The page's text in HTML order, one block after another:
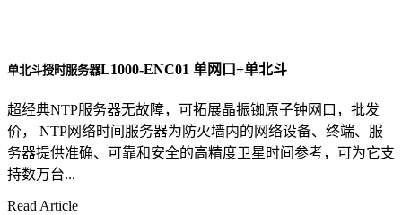
单北斗授时服务器L1000-ENC01 单网口+单北斗
超经典NTP服务器无故障，可拓展晶振铷原子钟网口，批发
价， NTP网络时间服务器为防火墙内的网络设备、终端、服
务器提供准确、可靠和安全的高精度卫星时间参考，可为它支
持数万台...
Read Article